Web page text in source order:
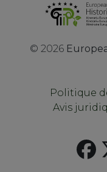
© 2026
Politique
Avis